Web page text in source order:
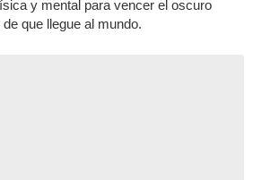
y mental para vencer el oscuro
que llegue al mundo.